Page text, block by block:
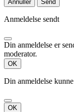
Annuller Send
Anmeldelse sendt
Din anmeldelse er
moderator.
OK
Din anmeldelse
OK